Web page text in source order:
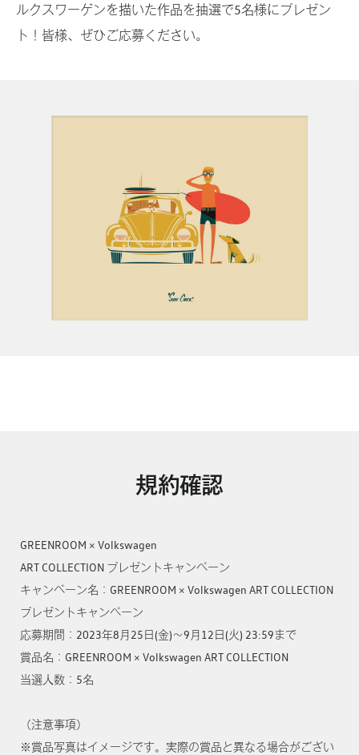
ルクスワーゲンを描いた作品を抽選で5名様にプレゼン
ト！皆様、ぜひご応募ください。
規約確認
GREENROOM × Volkswagen
ART COLLECTION プレゼントキャンペーン
キャンペーン名：GREENROOM × Volkswagen ART COLLECTION
プレゼントキャンペーン
応募期間：2023年8月25日(金)～9月12日(火) 23:59まで
賞品名：GREENROOM × Volkswagen ART COLLECTION
当選人数：5名
（注意事項）
※賞品写真はイメージです。実際の賞品と異なる場合がござい